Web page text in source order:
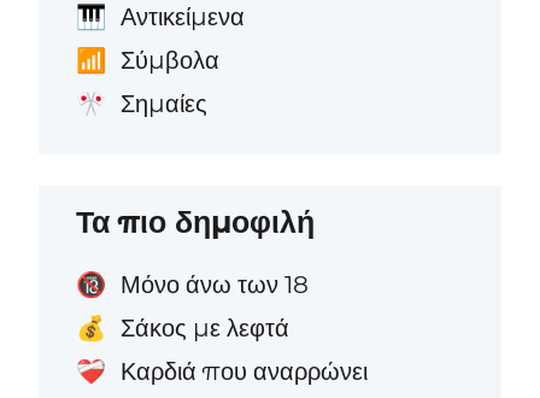
🎹 Αντικείμενα
📶 Σύμβολα
🎌 Σημαίες
Τα πιο δημοφιλή
🔞 Μόνο άνω των 18
💰 Σάκος με λεφτά
❤️‍🩹 Καρδιά που αναρρώνει